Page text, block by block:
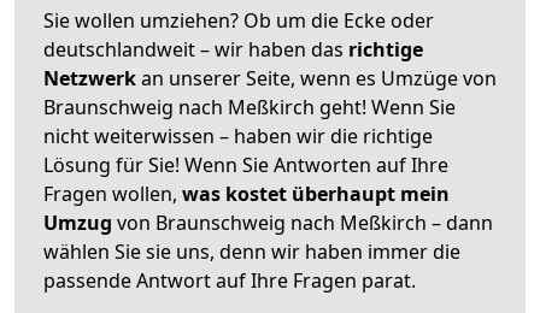
Sie wollen umziehen? Ob um die Ecke oder
deutschlandweit – wir haben das richtige
Netzwerkan unserer Seite, wenn es Umzüge von
Braunschweig nach Meßkirch geht! Wenn Sie
nicht weiterwissen – haben wir die richtige
Lösung für Sie! Wenn Sie Antworten auf Ihre
Fragen wollen, was kostet überhaupt mein
Umzug von Braunschweig nach Meßkirch – dann
wählen Sie sie uns, denn wir haben immer die
passende Antwort auf Ihre Fragen parat.